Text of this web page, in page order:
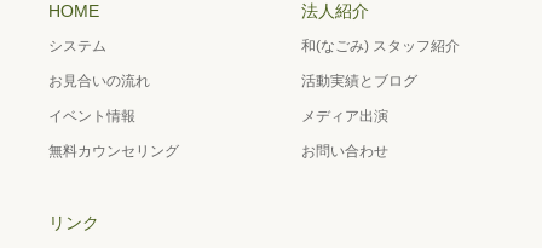
HOME
システム
お見合いの流れ
イベント情報
無料カウンセリング
法人紹介
和(なごみ) スタッフ紹介
活動実績とブログ
メディア出演
お問い合わせ
リンク